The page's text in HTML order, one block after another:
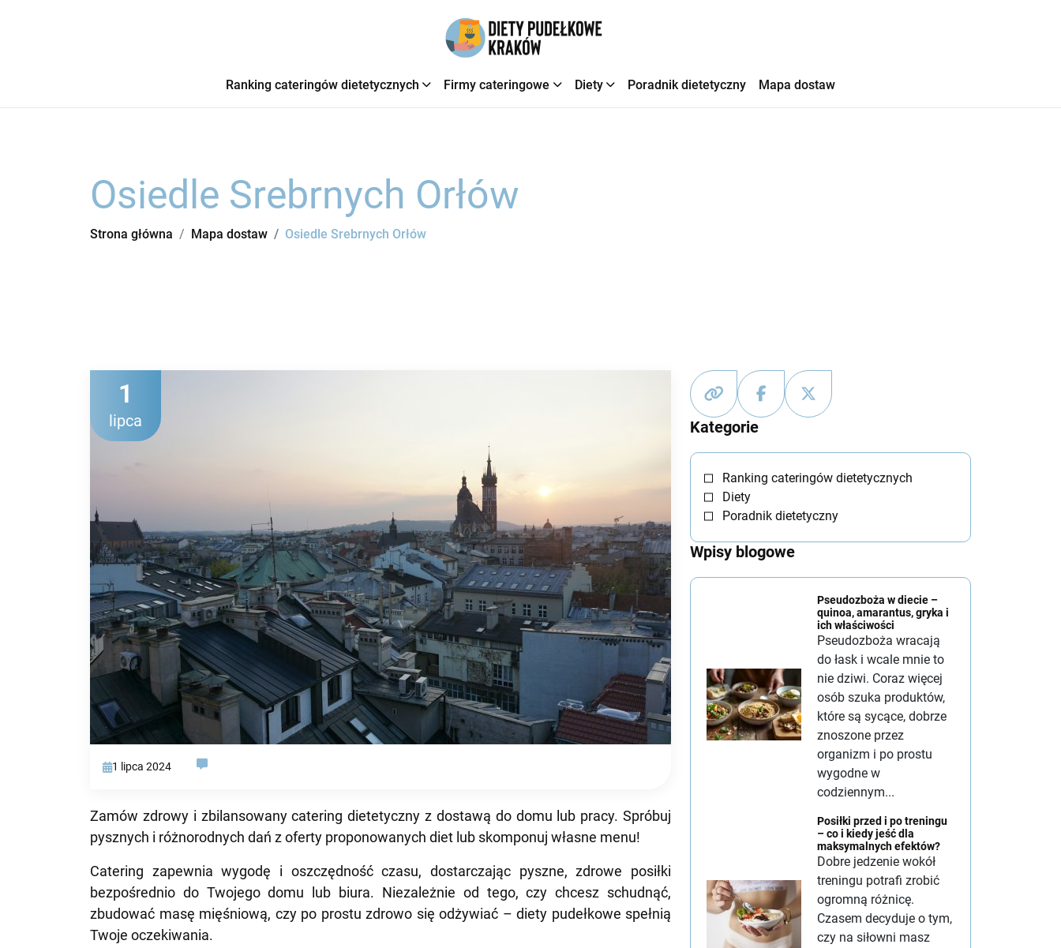
Ranking cateringów dietetycznych Firmy cateringowe Diety Poradnik dietetyczny Mapa dostaw
Osiedle Srebrnych Orłów
Strona główna Mapa dostaw Osiedle Srebrnych Orłów
1 lipca 2024
1
lipca
Zamów zdrowy i zbilansowany catering dietetyczny z dostawą do domu lub pracy. Spróbuj
pysznych i różnorodnych dań z oferty proponowanych diet lub skomponuj własne menu!
Catering zapewnia wygodę i oszczędność czasu, dostarczając pyszne, zdrowe posiłki
bezpośrednio do Twojego domu lub biura. Niezależnie od tego, czy chcesz schudnąć,
zbudować masę mięśniową, czy po prostu zdrowo się odżywiać – diety pudełkowe spełnią
Twoje oczekiwania.
Kategorie
Ranking cateringów dietetycznych
Diety
Poradnik dietetyczny
Wpisy blogowe
Pseudozboża w diecie –
quinoa, amarantus, gryka i
ich właściwości
Pseudozboża wracają
do łask i wcale mnie to
nie dziwi. Coraz więcej
osób szuka produktów,
które są sycące, dobrze
znoszone przez
organizm i po prostu
wygodne w
codziennym...
Posiłki przed i po treningu
– co i kiedy jeść dla
maksymalnych efektów?
Dobre jedzenie wokół
treningu potrafi zrobić
ogromną różnicę.
Czasem decyduje o tym,
czy na siłowni masz